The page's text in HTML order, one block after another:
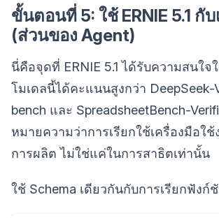
ขั้นตอนที่ 5: ใช้ ERNIE 5.1 กั
(ส่วนของ Agent)
นี่คือจุดที่ ERNIE 5.1 ได้รับความสนใจ
โมเดลนี้ได้คะแนนสูงกว่า DeepSeek-
bench และ SpreadsheetBench-
หมายความว่าการเรียกใช้เครื่องมือใช้
การผลิต ไม่ใช่แค่ในการสาธิตเท่านั้น
ใช้ Schema เดียวกันกับการเรียกฟังก์